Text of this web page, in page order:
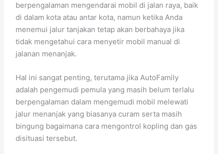
berpengalaman mengendarai mobil di jalan raya, baik
di dalam kota atau antar kota, namun ketika Anda
menemui jalur tanjakan tetap akan berbahaya jika
tidak mengetahui cara menyetir mobil manual di
jalanan menanjak.
Hal ini sangat penting, terutama jika AutoFamily
adalah pengemudi pemula yang masih belum terlalu
berpengalaman dalam mengemudi mobil melewati
jalur menanjak yang biasanya curam serta masih
bingung bagaimana cara mengontrol kopling dan gas
disituasi tersebut.